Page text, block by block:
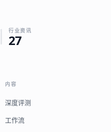
行业资讯
27
内容
深度评测
工作流